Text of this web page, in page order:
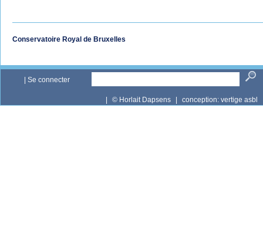
Conservatoire Royal de Bruxelles
Se connecter
© Horlait Dapsens conception: vertige asbl